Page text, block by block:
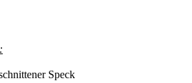
Speck